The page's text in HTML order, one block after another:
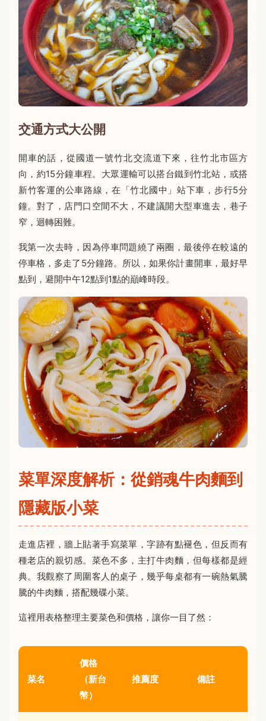
交通方式大公開
開車的話，從國道一號竹北交流道下來，往竹北市區方
向，約15分鐘車程。大眾運輸可以搭台鐵到竹北站，或搭
新竹客運的公車路線，在「竹北國中」站下車，步行5分
鐘。對了，店門口空間不大，不建議開大型車進去，巷子
窄，迴轉困難。
我第一次去時，因為停車問題繞了兩圈，最後停在較遠的
停車格，多走了5分鐘路。所以，如果你計畫開車，最好早
點到，避開中午12點到1點的巔峰時段。
菜單深度解析：從銷魂牛肉麵到
隱藏版小菜
走進店裡，牆上貼著手寫菜單，字跡有點褪色，但反而有
種老店的親切感。菜色不多，主打牛肉麵，但每樣都是經
典。我觀察了周圍客人的桌子，幾乎每桌都有一碗熱氣騰
騰的牛肉麵，搭配幾碟小菜。
這裡用表格整理主要菜色和價格，讓你一目了然：
菜名
價格
（新台
幣）
推薦度 備註